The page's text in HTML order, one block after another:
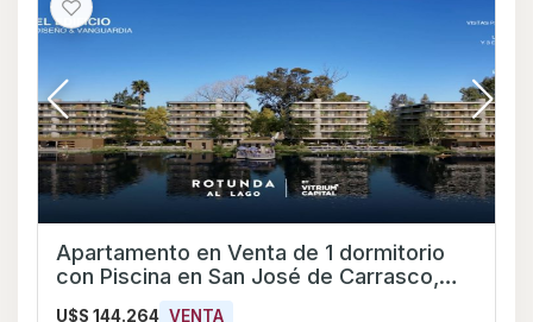
Apartamento en Venta de 1 dormitorio
con Piscina en San José de Carrasco,
Canelones
U$S 144.264 VENTA